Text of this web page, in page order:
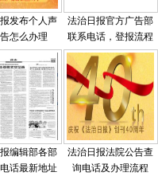
发布个人声
怎么办理
法治日报官方广告部
联系电话，登报流程
编辑部各部
话最新地址
法治日报法院公告查
询电话及办理流程